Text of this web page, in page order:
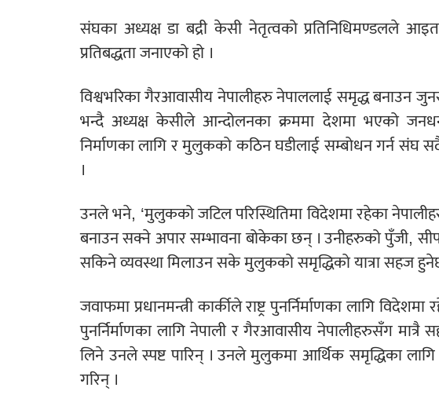
संघका अध्यक्ष डा बद्री केसी नेतृत्वको प्रतिनिधिमण्डलले
प्रतिबद्धता जनाएको हो ।
विश्वभरिका गैरआवासीय नेपालीहरु नेपाललाई समृद्ध बनाउन
भन्दै अध्यक्ष केसीले आन्दोलनका क्रममा देशमा भएको
निर्माणका लागि र मुलुकको कठिन घडीलाई सम्बोधन गर्न संघ
।
उनले भने, ‘मुलुकको जटिल परिस्थितिमा विदेशमा रहेका
बनाउन सक्ने अपार सम्भावना बोकेका छन् । उनीहरुको पुँजी,
सकिने व्यवस्था मिलाउन सके मुलुकको समृद्धिको यात्रा सहज
जवाफमा प्रधानमन्त्री कार्कीले राष्ट्र पुनर्निर्माणका लागि
पुनर्निर्माणका लागि नेपाली र गैरआवासीय नेपालीहरुसँग
लिने उनले स्पष्ट पारिन् । उनले मुलुकमा आर्थिक समृद्धिका
गरिन् ।